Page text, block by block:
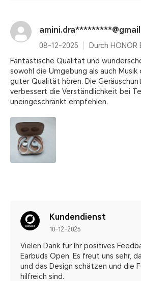
08-12-2025
Fantastische Qualität und
sowohl die Umgebung als auch Musik
guter Qualität hören. Die
verbessert die Verständlichkeit bei
uneingeschränkt empfehlen.
Kundendienst
10-12-2025
Vielen Dank für Ihr positives
Earbuds Open. Es freut uns sehr,
und das Design schätzen und die
hilfreich sind.